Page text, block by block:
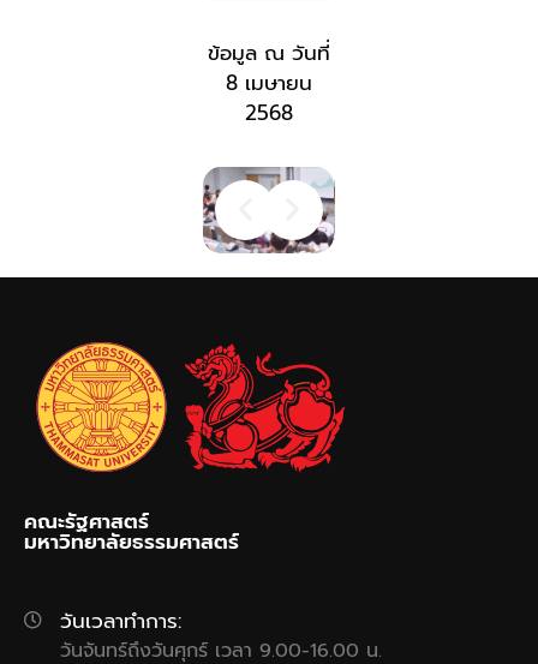
ข้อมูล ณ วันที่
8 เมษายน
2568
คณะรัฐศาสตร์
มหาวิทยาลัยธรรมศาสตร์
วันเวลาทำการ:
วันจันทร์ถึงวันศุกร์ เวลา 9.00-16.00 น.